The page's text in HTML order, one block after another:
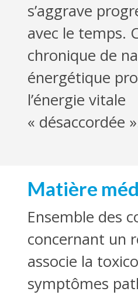
s’aggrave
avec le temps.
chronique de
énergétique
l’énergie vitale
« désaccordée
Matière
Ensemble des
concernant un
associe la
symptômes